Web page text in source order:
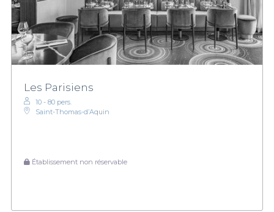
Les Parisiens
10 - 80 pers.
Saint-Thomas-d’Aquin
Établissement non réservable